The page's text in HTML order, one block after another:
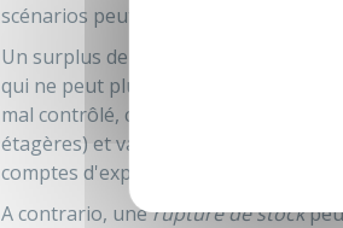
scénarios peut avoir un impact
Un surplus de stocks peut avoir des
qui ne peut plus rentrer dans ses
mal contrôlé, cela engendre des
étagères) et variables (salaires, frais
comptes d'exploitation. De plus, le
A contrario, unerupture de stock